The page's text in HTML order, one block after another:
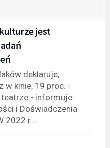
jest
deklaruje,
w kinie, 19 proc. -
teatrze - informuje
i Doświadczenia
r....